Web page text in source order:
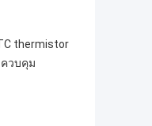
thermistor
วบคุม